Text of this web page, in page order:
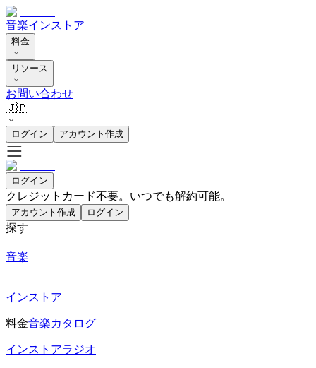
音楽インストア
料金
リソース
お問い合わせ
🇯🇵
ログイン アカウント作成
ログイン
クレジットカード不要。いつでも解約可能。
アカウント作成 ログイン
探す
音楽
インストア
料金音楽カタログ
インストアラジオ